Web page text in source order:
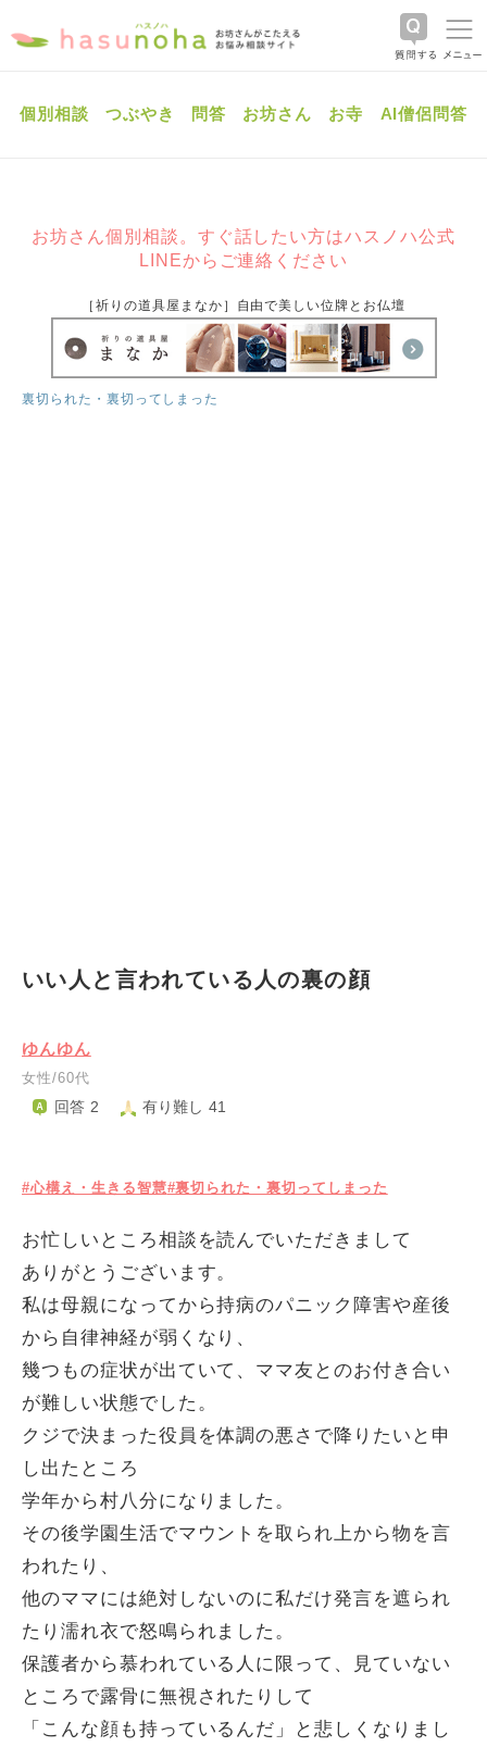
個別相談 つぶやき 問答 お坊さん お寺 AI僧侶問答
お坊さん個別相談。すぐ話したい方はハスノハ公式
LINEからご連絡ください
［祈りの道具屋まなか］自由で美しい位牌とお仏壇
裏切られた・裏切ってしまった
いい人と言われている人の裏の顔
ゆんゆん
女性/60代
回答 2 有り難し 41
#心構え・生きる智慧#裏切られた・裏切ってしまった
お忙しいところ相談を読んでいただきまして
ありがとうございます。
私は母親になってから持病のパニック障害や産後
から自律神経が弱くなり、
幾つもの症状が出ていて、ママ友とのお付き合い
が難しい状態でした。
クジで決まった役員を体調の悪さで降りたいと申
し出たところ
学年から村八分になりました。
その後学園生活でマウントを取られ上から物を言
われたり、
他のママには絶対しないのに私だけ発言を遮られ
たり濡れ衣で怒鳴られました。
保護者から慕われている人に限って、見ていない
ところで露骨に無視されたりして
「こんな顔も持っているんだ」と悲しくなりまし